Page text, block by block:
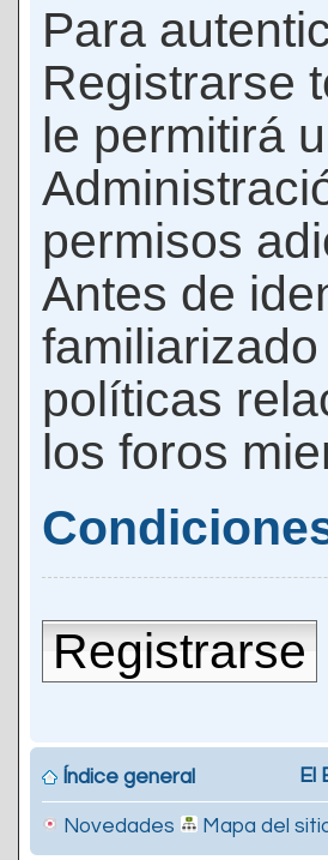
Para
Registrarse
le permitirá
permisos
Antes de
políticas
los foros
Registrarse
Índice general El
Novedades Mapa del